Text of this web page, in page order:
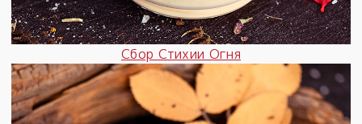
Сбор Стихии Огня